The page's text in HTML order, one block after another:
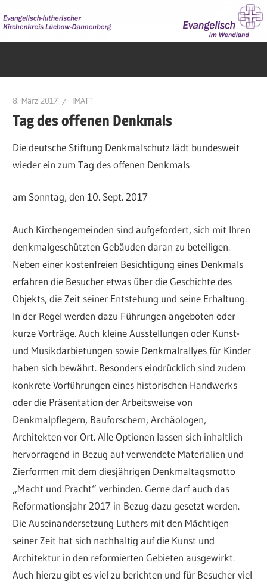
Inhalt
springen
8. März 2017 IMATT
Tag des offenen Denkmals
Die deutsche Stiftung Denkmalschutz lädt bundesweit
wieder ein zum Tag des offenen Denkmals
am Sonntag, den 10. Sept. 2017
Auch Kirchengemeinden sind aufgefordert, sich mit Ihren
denkmalgeschützten Gebäuden daran zu beteiligen.
Neben einer kostenfreien Besichtigung eines Denkmals
erfahren die Besucher etwas über die Geschichte des
Objekts, die Zeit seiner Entstehung und seine Erhaltung.
In der Regel werden dazu Führungen angeboten oder
kurze Vorträge. Auch kleine Ausstellungen oder Kunst-
und Musikdarbietungen sowie Denkmalrallyes für Kinder
haben sich bewährt. Besonders eindrücklich sind zudem
konkrete Vorführungen eines historischen Handwerks
oder die Präsentation der Arbeitsweise von
Denkmalpflegern, Bauforschern, Archäologen,
Architekten vor Ort. Alle Optionen lassen sich inhaltlich
hervorragend in Bezug auf verwendete Materialien und
Zierformen mit dem diesjährigen Denkmaltagsmotto
„Macht und Pracht“ verbinden. Gerne darf auch das
Reformationsjahr 2017 in Bezug dazu gesetzt werden.
Die Auseinandersetzung Luthers mit den Mächtigen
seiner Zeit hat sich nachhaltig auf die Kunst und
Architektur in den reformierten Gebieten ausgewirkt.
Auch hierzu gibt es viel zu berichten und für Besucher viel